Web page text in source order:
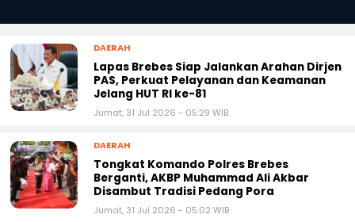
DAERAH
Lapas Brebes Siap Jalankan Arahan Dirjen
PAS, Perkuat Pelayanan dan Keamanan
Jelang HUT RI ke-81
Jumat, 31 Jul 2026 - 05:29 WIB
DAERAH
Tongkat Komando Polres Brebes
Berganti, AKBP Muhammad Ali Akbar
Disambut Tradisi Pedang Pora
Jumat, 31 Jul 2026 - 05:02 WIB